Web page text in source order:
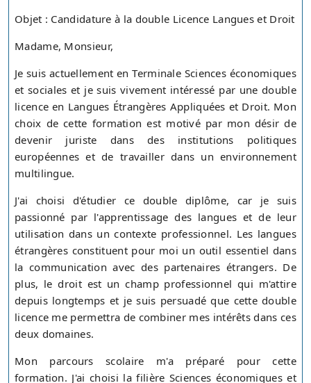
Objet : Candidature à la double Licence Langues et Droit
Madame, Monsieur,
Je suis actuellement en Terminale Sciences économiques
et sociales et je suis vivement intéressé par une double
licence en Langues Étrangères Appliquées et Droit. Mon
choix de cette formation est motivé par mon désir de
devenir juriste dans des institutions politiques
européennes et de travailler dans un environnement
multilingue.
J'ai choisi d'étudier ce double diplôme, car je suis
passionné par l'apprentissage des langues et de leur
utilisation dans un contexte professionnel. Les langues
étrangères constituent pour moi un outil essentiel dans
la communication avec des partenaires étrangers. De
plus, le droit est un champ professionnel qui m'attire
depuis longtemps et je suis persuadé que cette double
licence me permettra de combiner mes intérêts dans ces
deux domaines.
Mon parcours scolaire m'a préparé pour cette
formation. J'ai choisi la filière Sciences économiques et